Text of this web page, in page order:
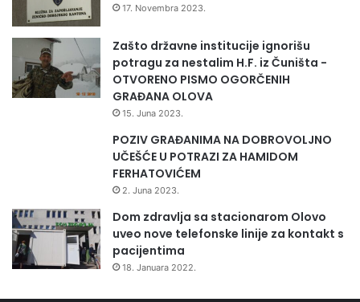
17. Novembra 2023.
Zašto državne institucije ignorišu
potragu za nestalim H.F. iz Čuništa -
OTVORENO PISMO OGORČENIH
GRAĐANA OLOVA
15. Juna 2023.
POZIV GRAĐANIMA NA DOBROVOLJNO
UČEŠĆE U POTRAZI ZA HAMIDOM
FERHATOVIĆEM
2. Juna 2023.
Dom zdravlja sa stacionarom Olovo
uveo nove telefonske linije za kontakt s
pacijentima
18. Januara 2022.